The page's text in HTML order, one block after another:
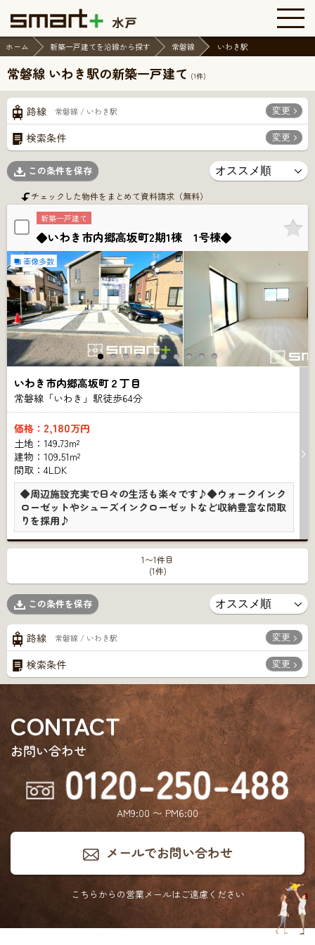
ホーム 新築一戸建てを沿線から探す 常磐線 いわき駅
常磐線 いわき駅の新築一戸建て (1件)
路線 常磐線 / いわき駅 変更
検索条件 変更
この条件を保存
チェックした物件をまとめて資料請求（無料）
新築一戸建て
◆いわき市内郷高坂町2期1棟 1号棟◆
画像多数
いわき市内郷高坂町２丁目
常磐線「いわき」駅徒歩64分
価格： 2,180万円
土地：149.73m²
建物：109.51m²
間取：4LDK
◆周辺施設充実で日々の生活も楽々です♪◆ウォークインク
ローゼットやシューズインクローゼットなど収納豊富な間取
りを採用♪
1〜1件目
(1件)
この条件を保存
路線 常磐線 / いわき駅 変更
検索条件 変更
CONTACT
お問い合わせ
AM9:00 〜 PM6:00
メールでお問い合わせ
こちらからの営業メールはご遠慮ください